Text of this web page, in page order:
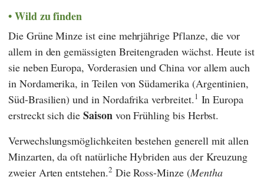
Wild zu finden
Die Grüne Minze ist eine mehrjährige Pflanze, die vor
allem in den gemässigten Breitengraden wächst. Heute ist
sie neben Europa, Vorderasien und China vor allem auch
in Nordamerika, in Teilen von Südamerika (Argentinien,
Süd-Brasilien) und in Nordafrika verbreitet.1 In Europa
erstreckt sich die Saison von Frühling bis Herbst.
Verwechslungsmöglichkeiten bestehen generell mit allen
Minzarten, da oft natürliche Hybriden aus der Kreuzung
zweier Arten entstehen.2 Die Ross-Minze (Mentha